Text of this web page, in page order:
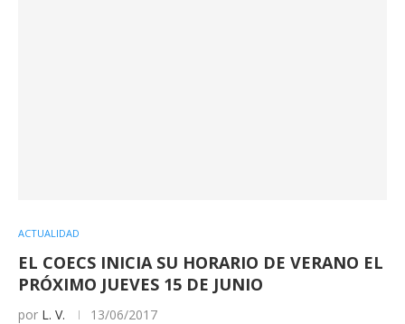
ACTUALIDAD
EL COECS INICIA SU HORARIO DE VERANO EL
PRÓXIMO JUEVES 15 DE JUNIO
por L. V. 13/06/2017